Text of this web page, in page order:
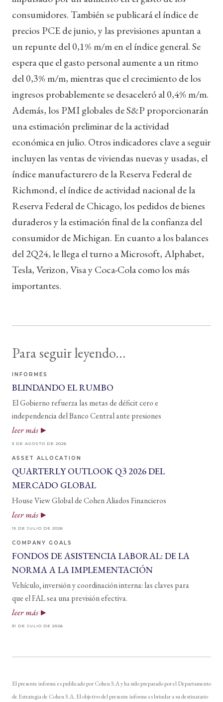
consumidores. También se publicará el índice de
precios PCE de junio, y las previsiones apuntan a
un repunte del 0,1% m/m en el índice general. Se
espera que el gasto personal aumente a un ritmo
del 0,3% m/m, mientras que el crecimiento de los
ingresos probablemente se desaceleró al 0,4% m/m.
Además, los PMI globales de S&P proporcionarán
una estimación preliminar de la actividad
económica en julio. Otros indicadores clave a seguir
incluyen las ventas de viviendas nuevas y usadas, el
índice manufacturero de la Reserva Federal de
Richmond, el índice de actividad nacional de la
Reserva Federal de Chicago, los pedidos de bienes
duraderos y la estimación final de la confianza del
consumidor de Michigan. En cuanto a los balances
del 2Q24, le llega el turno a Microsoft, Alphabet,
Tesla, Verizon, Visa y Coca-Cola como los más
importantes.
Para seguir leyendo...
INFORMES
BLINDANDO EL RUMBO
El Gobierno refuerza las metas de déficit cero e
independencia del Banco Central ante presiones
leer más
3 DE AGOSTO DE 2026
ASSET ALLOCATION
QUARTERLY OUTLOOK Q3 2026 DEL
MERCADO GLOBAL
House View Global de Cohen Aliados Financieros
leer más
15 DE JULIO DE 2026
COMPANY GOALS
FONDOS DE ASISTENCIA LABORAL: DE LA
NORMA A LA IMPLEMENTACIÓN
Vehículo, inversión y coordinación interna: las claves para
que el FAL sea una previsión efectiva.
leer más
31 DE JULIO DE 2026
El presente informe es publicado por Cohen S.A y ha sido preparado por el Departamento
de Estrategia de Cohen S.A. El objetivo del presente informe es brindar a su destinatario